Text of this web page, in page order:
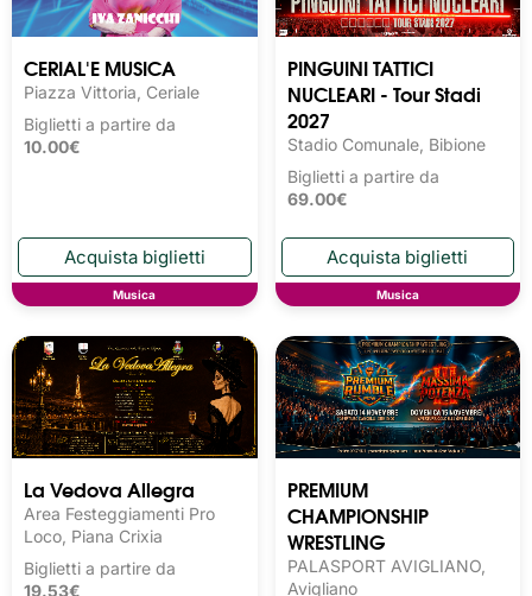
CERIAL'E MUSICA
Piazza Vittoria, Ceriale
Biglietti a partire da
10.00€
Musica
PINGUINI TATTICI
NUCLEARI - Tour Stadi
2027
Stadio Comunale, Bibione
Biglietti a partire da
69.00€
Musica
La Vedova Allegra
Area Festeggiamenti Pro
Loco, Piana Crixia
Biglietti a partire da
19.53€
PREMIUM
CHAMPIONSHIP
WRESTLING
PALASPORT AVIGLIANO,
Avigliano